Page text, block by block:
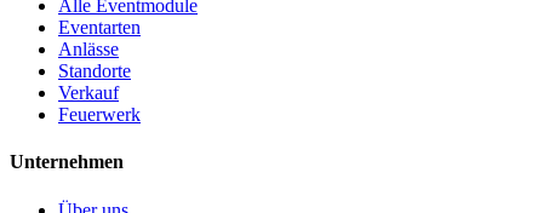
Alle Eventmodule
Eventarten
Anlässe
Standorte
Verkauf
Feuerwerk
Unternehmen